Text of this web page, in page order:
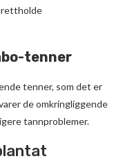
tenner
tenner, som det er
de omkringliggende
tannproblemer.